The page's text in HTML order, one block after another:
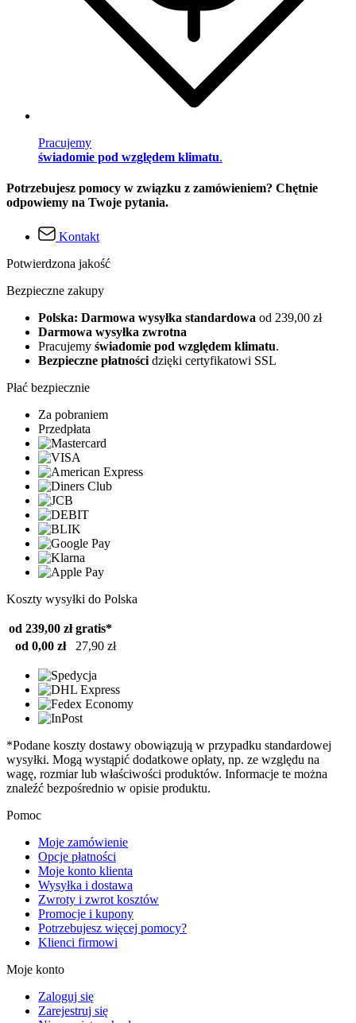
Pracujemy
świadomie pod względem klimatu.
Potrzebujesz pomocy w związku z zamówieniem? Chętnie
odpowiemy na Twoje pytania.
Kontakt
Potwierdzona jakość
Bezpieczne zakupy
Polska: Darmowa wysyłka standardowa od 239,00 zł
Darmowa wysyłka zwrotna
Pracujemy świadomie pod względem klimatu.
Bezpieczne płatności dzięki certyfikatowi SSL
Płać bezpiecznie
Za pobraniem
Przedpłata
Koszty wysyłki do Polska
od 239,00 zł gratis*
od 0,00 zł
27,90 zł
*Podane koszty dostawy obowiązują w przypadku standardowej
wysyłki. Mogą wystąpić dodatkowe opłaty, np. ze względu na
wagę, rozmiar lub właściwości produktów. Informacje te można
znaleźć bezpośrednio w opisie produktu.
Pomoc
Moje zamówienie
Opcje płatności
Moje konto klienta
Wysyłka i dostawa
Zwroty i zwrot kosztów
Promocje i kupony
Potrzebujesz więcej pomocy?
Klienci firmowi
Moje konto
Zaloguj się
Zarejestruj się